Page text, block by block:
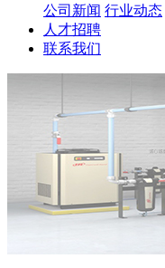
公司新闻 行业动态
人才招聘
联系我们